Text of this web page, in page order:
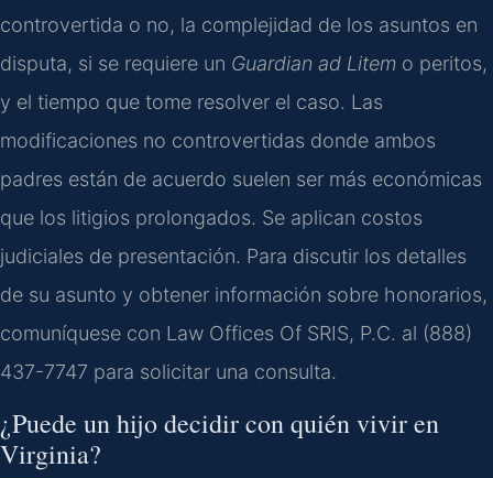
controvertida o no, la complejidad de los asuntos en
disputa, si se requiere un Guardian ad Litem o peritos,
y el tiempo que tome resolver el caso. Las
modificaciones no controvertidas donde ambos
padres están de acuerdo suelen ser más económicas
que los litigios prolongados. Se aplican costos
judiciales de presentación. Para discutir los detalles
de su asunto y obtener información sobre honorarios,
comuníquese con Law Offices Of SRIS, P.C. al (888)
437-7747 para solicitar una consulta.
¿Puede un hijo decidir con quién vivir en
Virginia?